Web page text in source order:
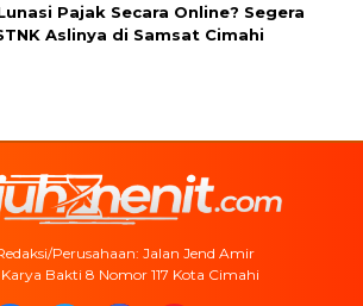
Pajak Secara Online? Segera
Aslinya di Samsat Cimahi
Perusahaan: Jalan Jend Amir
Bakti 8 Nomor 117 Kota Cimahi